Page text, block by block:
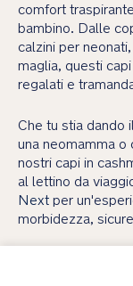
comfort
bambino. Dalle
calzini per
maglia, questi
regalati e
Che tu stia dando
una neomamma
nostri capi in
al lettino da
Next per
morbidezza,